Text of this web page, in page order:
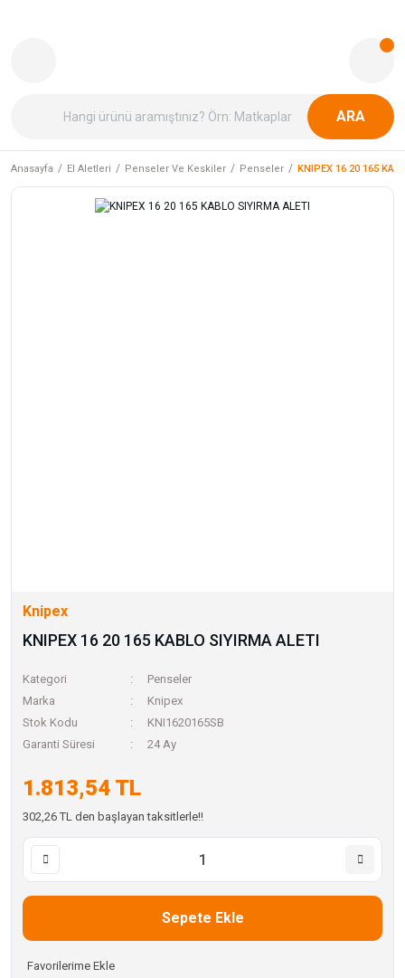
ARA
Anasayfa El Aletleri Penseler Ve Keskiler Penseler KNIPEX 16 20 165
Knipex
KNIPEX 16 20 165 KABLO SIYIRMA ALETI
Kategori
Penseler
Marka
Knipex
Stok Kodu
KNI1620165SB
Garanti Süresi
24 Ay
1.813,54 TL
302,26 TL den başlayan taksitlerle!!
Sepete Ekle